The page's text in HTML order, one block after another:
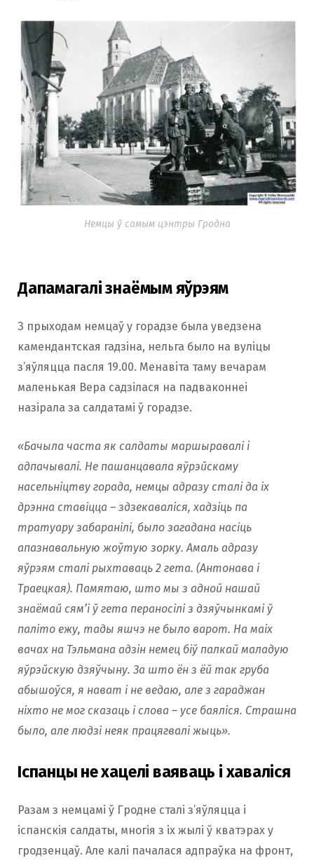
Немцы ў самым цэнтры Гродна
Дапамагалі знаёмым яўрэям
З прыходам немцаў у горадзе была уведзена
камендантская гадзіна, нельга было на вуліцы
з’яўляцца пасля 19.00. Менавiта таму вечарам
маленькая Вера садзілася на падваконнеі
назірала за салдатамі ў горадзе.
«Бачыла часта як салдаты маршыравалі i
адпачывалі. Не пашанцавала яўрэйскаму
насельніцтву горада, немцы адразу сталі да іх
дрэнна ставіцца – здзекаваліся, хадзіць па
тратуару забаранілі, было загадана насіць
апазнавальную жоўтую зорку. Амаль адразу
яўрэям сталі рыхтаваць 2 гета. (Антонава і
Траецкая). Памятаю, што мы з адной нашай
знаёмай сям’і ў гета пераносілі з дзяўчынкамі ў
паліто ежу, тады яшчэ не было варот. На маіх
вачах на Тэльмана адзін немец біў палкай маладую
яўрэйскую дзяўчыну. За што ён з ёй так груба
абышоўся, я нават і не ведаю, але з гараджан
ніхто не мог сказаць і слова – усе баяліся. Страшна
было, але людзі неяк працягвалі жыць».
Іспанцы не хацелі ваяваць і хаваліся
Разам з немцамі ў Гродне сталі з’яўляцца і
іспанскія салдаты, многія з іх жылі ў кватэрах у
гродзенцаў. Але калі пачалася адпраўка на фронт,